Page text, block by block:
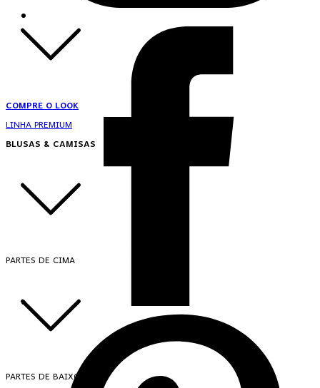
COMPRE O LOOK
LINHA PREMIUM
BLUSAS & CAMISAS
PARTES DE CIMA
PARTES DE BAIXO